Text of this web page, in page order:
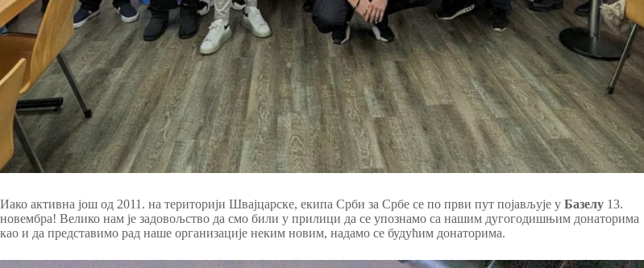
Иако активна још од 2011. на територији Швајцарске, екипа Срби за Србе се по први пут појављује у Базелу 13.
новембра! Велико нам је задовољство да смо били у прилици да се упознамо са нашим дугогодишњим донаторима
као и да представимо рад наше организације неким новим, надамо се будућим донаторима.